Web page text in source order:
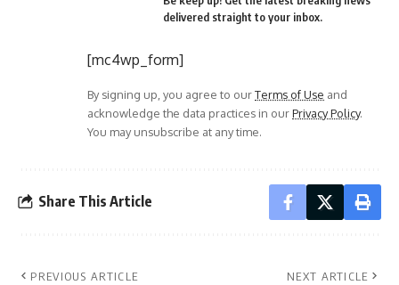
delivered straight to your inbox.
[mc4wp_form]
By signing up, you agree to ourTerms of Use and
acknowledge the data practices in ourPrivacy Policy.
You may unsubscribe at any time.
Share This Article
PREVIOUS ARTICLE NEXT ARTICLE